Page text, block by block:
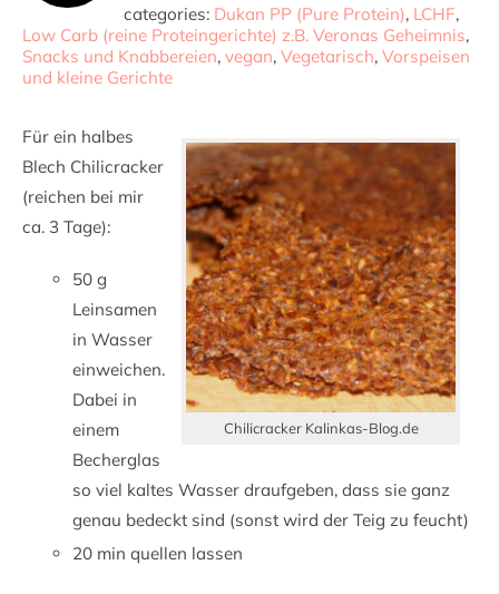
categories: Dukan PP (Pure Protein), LCHF,
Low Carb (reine Proteingerichte) z.B. Veronas Geheimnis,
Snacks und Knabbereien, vegan, Vegetarisch, Vorspeisen
und kleine Gerichte
Chilicracker Kalinkas-Blog.de
Für ein halbes
Blech Chilicracker
(reichen bei mir
ca. 3 Tage):
50 g
Leinsamen
in Wasser
einweichen.
Dabei in
einem
Becherglas
so viel kaltes Wasser draufgeben, dass sie ganz
genau bedeckt sind (sonst wird der Teig zu feucht)
20 min quellen lassen